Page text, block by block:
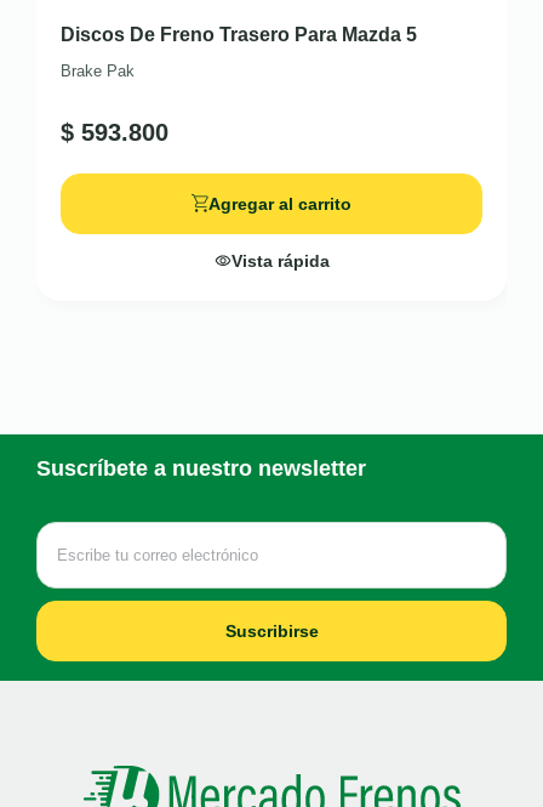
Discos De Freno Trasero Para Mazda 5
Brake Pak
$ 593.800
Agregar al carrito
Vista rápida
Suscríbete a nuestro newsletter
Suscribirse